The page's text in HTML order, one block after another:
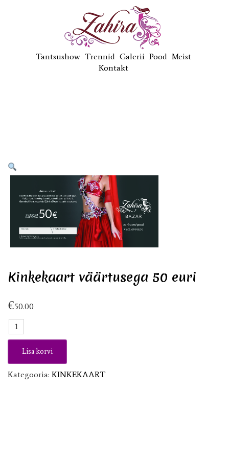
Tantsushow Trennid Galerii Pood Meist
Kontakt
Kinkekaart väärtusega 50 euri
€50.00
Kinkekaart
väärtusega
Lisa korvi
Kategooria: KINKEKAART